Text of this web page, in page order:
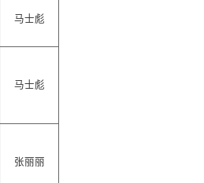
马士彪
马士彪
张丽丽